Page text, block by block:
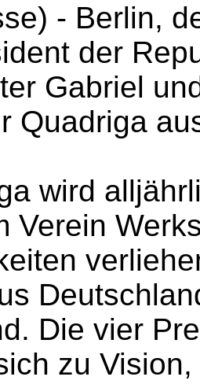
- Berlin,
der
Gabriel
Quadriga
wird
Verein
Die vier
zu